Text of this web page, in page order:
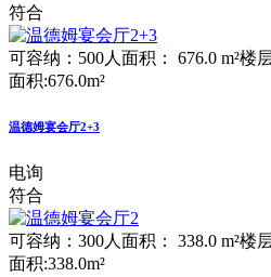
符合
可容纳：500人 面积： 676.0 m²楼
面积:676.0m²
温德姆宴会厅2+3
电询
符合
可容纳：300人 面积： 338.0 m²楼
面积:338.0m²